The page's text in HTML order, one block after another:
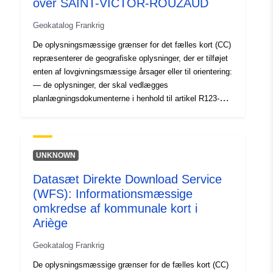
codelist/SpatialDataServiceType/
over SAINT-VICTOR-ROUZAUD
Geokatalog Frankrig
De oplysningsmæssige grænser for det fælles kort (CC)
repræsenterer de geografiske oplysninger, der er tilføjet
enten af lovgivningsmæssige årsager eller til orientering:
— de oplysninger, der skal vedlægges
planlægningsdokumenterne i henhold til artikel R123-13
kommunale korts informationsgrænser digitaliseres i
overensstemmelse med CNIG's nationale krav.
UNKNOWN
Datasæt Direkte Download Service
(WFS): Informationsmæssige
omkredse af kommunale kort i
Ariège
Geokatalog Frankrig
De oplysningsmæssige grænser for de fælles kort (CC)